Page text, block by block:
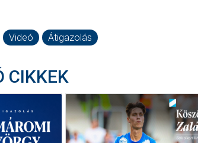
Videó Átigazolás
CIKKEK